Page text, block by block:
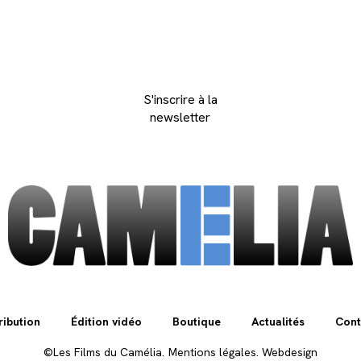
S'inscrire à la
newsletter
Édition vidéo Boutique Actualités
©Les Films du Camélia. Mentions légales. Webdesign